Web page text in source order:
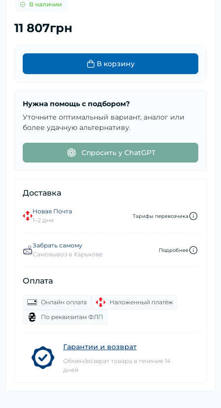
В наличии
11 807грн
В корзину
Нужна помощь с подбором?
Уточните оптимальный вариант, аналог или
более удачную альтернативу.
Спросить у ChatGPT
Доставка
Новая Почта
1–2 дня
Тарифы перевозчика
Забрать самому
Самовывоз в Харькове
Подробнее
Оплата
Онлайн оплата
Наложенный платёж
По реквизитам ФЛП
Гарантии и возврат
Обмен/возврат товара в течение 14
дней